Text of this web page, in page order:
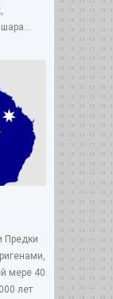
Предки
мере 40
лет